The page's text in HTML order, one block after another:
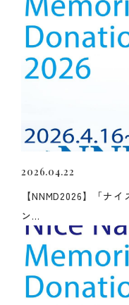
2026.04.22
【NNMD2026】「ナ
ン...